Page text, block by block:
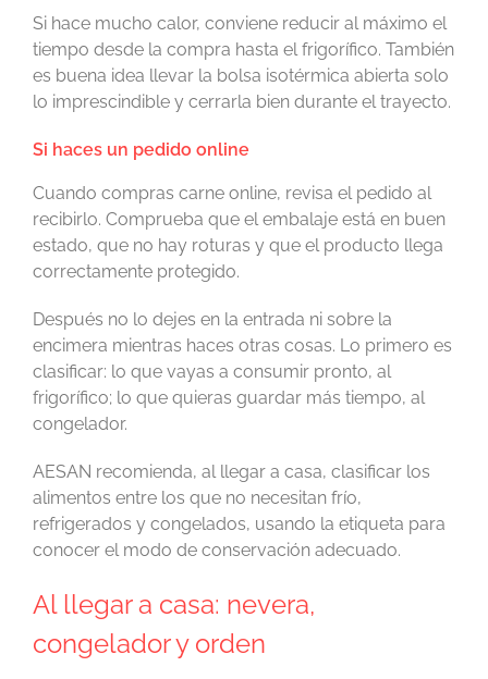
Si hace mucho calor, conviene reducir al máximo el
tiempo desde la compra hasta el frigorífico. También
es buena idea llevar la bolsa isotérmica abierta solo
lo imprescindible y cerrarla bien durante el trayecto.
Si haces un pedido online
Cuando compras carne online, revisa el pedido al
recibirlo. Comprueba que el embalaje está en buen
estado, que no hay roturas y que el producto llega
correctamente protegido.
Después no lo dejes en la entrada ni sobre la
encimera mientras haces otras cosas. Lo primero es
clasificar: lo que vayas a consumir pronto, al
frigorífico; lo que quieras guardar más tiempo, al
congelador.
AESAN recomienda, al llegar a casa, clasificar los
alimentos entre los que no necesitan frío,
refrigerados y congelados, usando la etiqueta para
conocer el modo de conservación adecuado.
Al llegar a casa: nevera,
congelador y orden